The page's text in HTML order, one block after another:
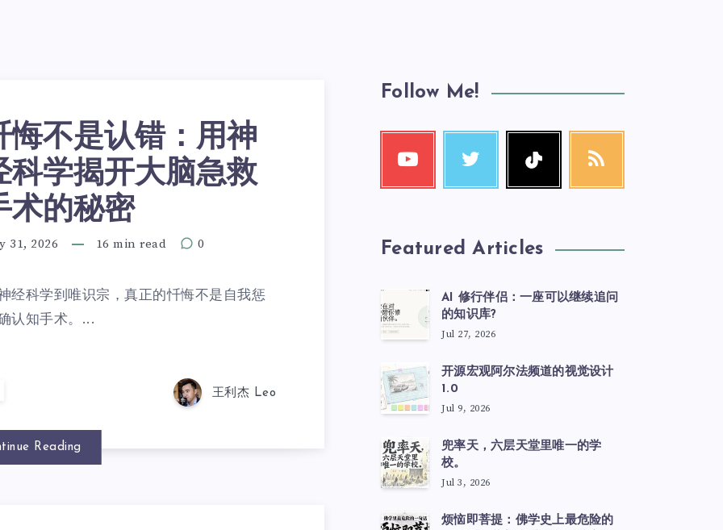
悔不是认错：用神
科学揭开大脑急救
术的秘密
31, 2026 16 min read 0
经科学到唯识宗，真正的忏悔不是自我惩
认知手术。...
王利杰 Leo
Reading
Follow Me!
Featured Articles
AI 修行伴侣：一座可以继续追问
的知识库?
Jul 27, 2026
开源宏观阿尔法频道的视觉设计
1.0
Jul 9, 2026
兜率天，六层天堂里唯一的学
校。
Jul 3, 2026
烦恼即菩提：佛学史上最危险的